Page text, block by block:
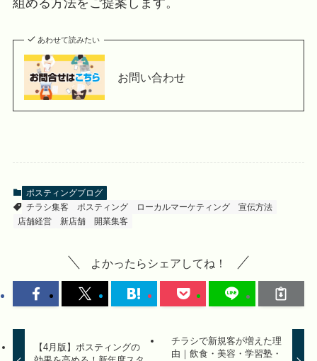
組める方法をご提案します。
あわせて読みたい
お問い合わせ
ポスティングブログ
チラシ集客
ポスティング ローカルマーケティング
宣伝方法
店舗経営
新店舗 開業集客
よかったらシェアしてね！
【4月版】ポスティングの
チラシで新規客が増えた理
由｜飲食・美容・学習塾・